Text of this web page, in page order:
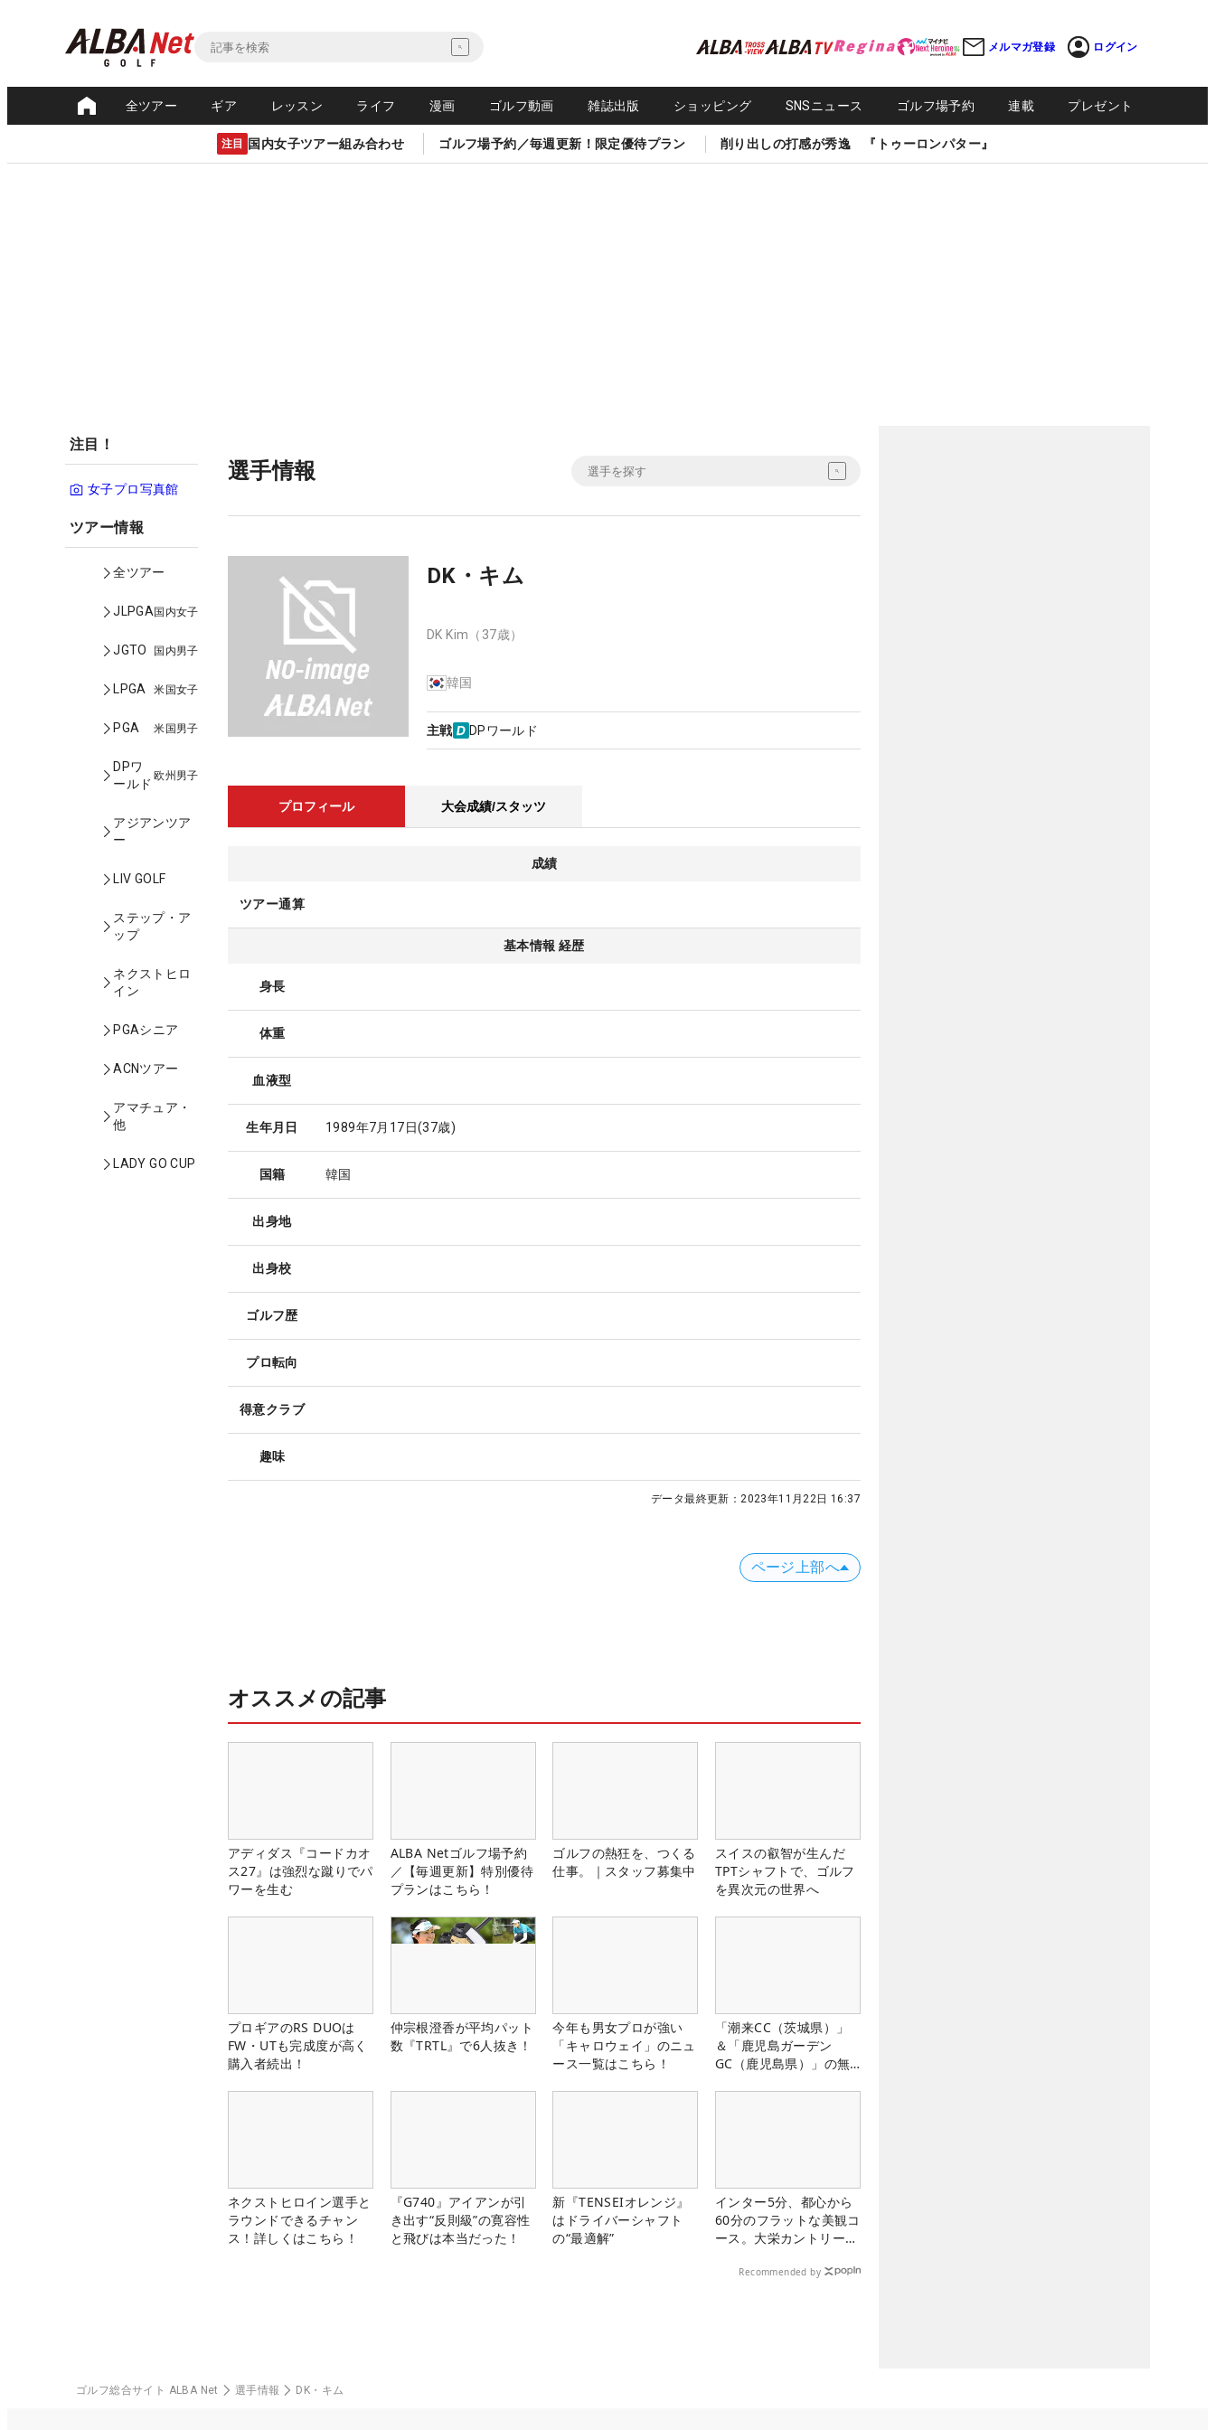
メルマガ登録 ログイン
全ツアー ギア レッスン ライフ 漫画 ゴルフ動画 雑誌出版 ショッピング SNSニュース ゴルフ場予約 連載 プレゼント
注目 国内女子ツアー組み合わせ ゴルフ場予約／毎週更新！限定優待プラン 削り出しの打感が秀逸 『トゥーロンパター』
注目！
女子プロ写真館
ツアー情報
全ツアー
JLPGA国内女子
JGTO 国内男子
LPGA 米国女子
PGA 米国男子
DPワ
ールド
欧州男子
アジアンツア
ー
LIV GOLF
ステップ・ア
ップ
ネクストヒロ
イン
PGAシニア
ACNツアー
アマチュア・
他
LADY GO CUP
選手情報
DK・キム
DK Kim （37歳）
韓国
主戦 DPワールド
プロフィール 大会成績/スタッツ
成績
ツアー通算
基本情報 経歴
身長
体重
血液型
生年月日 1989年7月17日(37歳)
国籍 韓国
出身地
出身校
ゴルフ歴
プロ転向
得意クラブ
趣味
データ最終更新： 2023年11月22日 16:37
ページ上部へ
オススメの記事
アディダス『コードカオ
ス27』は強烈な蹴りでパ
ワーを生む
ALBA Netゴルフ場予約
／【毎週更新】特別優待
プランはこちら！
ゴルフの熱狂を、つくる
仕事。｜スタッフ募集中
スイスの叡智が生んだ
TPTシャフトで、ゴルフ
を異次元の世界へ
プロギアのRS DUOは
FW・UTも完成度が高く
購入者続出！
仲宗根澄香が平均パット
数『TRTL』で6人抜き！
今年も男女プロが強い
「キャロウェイ」のニュ
ース一覧はこちら！
「潮来CC（茨城県）」
＆「鹿児島ガーデン
GC（鹿児島県）」の無
ネクストヒロイン選手と
ラウンドできるチャン
ス！詳しくはこちら！
『G740』アイアンが引
き出す“反則級”の寛容性
と飛びは本当だった！
新『TENSEIオレンジ』
はドライバーシャフト
の“最適解”
インター5分、都心から
60分のフラットな美観コ
ース。大栄カントリー俱
Recommended by
ゴルフ総合サイト ALBA Net 選手情報 DK・キム